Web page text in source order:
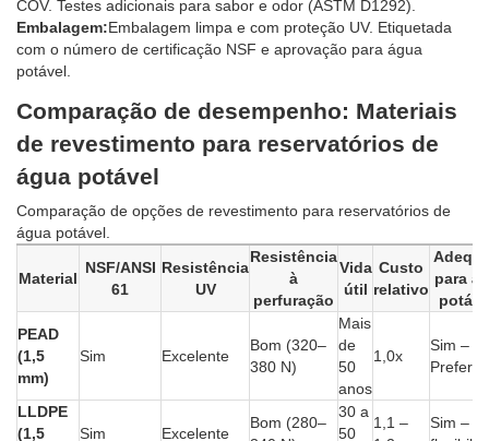
COV. Testes adicionais para sabor e odor (ASTM D1292).
Embalagem:Embalagem limpa e com proteção UV. Etiquetada
com o número de certificação NSF e aprovação para água
potável.
Comparação de desempenho: Materiais
de revestimento para reservatórios de
água potável
Comparação de opções de revestimento para reservatórios de
água potável.
Material
NSF/ANSI
61
Resistência
UV
Resistência
à
perfuração
Vida
útil
Custo
relativo
para
PEAD
(1,5
mm)
Sim Excelente
Bom (320–
380 N)
Mais
de
50
anos
1,0x
Sim –
LLDPE
(1,5
Sim Excelente
Bom (280–
30 a
50
1,1 –
Sim –